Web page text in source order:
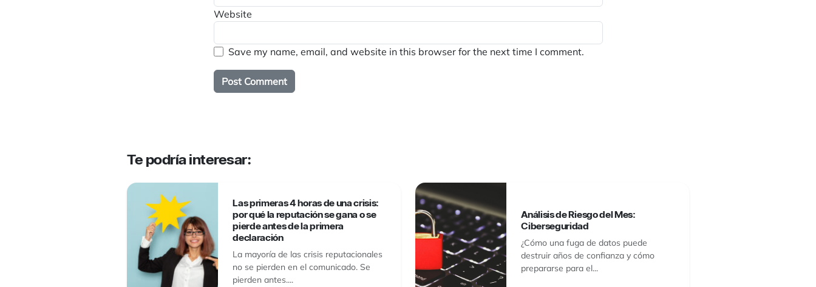
Website
Save my name, email, and website in this browser for the next time I comment.
Te podría interesar:
Las primeras 4 horas de una crisis:
por qué la reputación se gana o se
pierde antes de la primera
declaración
La mayoría de las crisis reputacionales
no se pierden en el comunicado. Se
pierden antes....
Análisis de Riesgo del Mes:
Ciberseguridad
¿Cómo una fuga de datos puede
destruir años de confianza y cómo
prepararse para el...